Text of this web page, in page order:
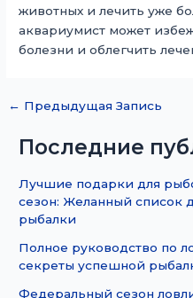
животных и лечить уже
аквариумист может
болезни и облегчить
← Предыдущая Запись
Последние
Лучшие подарки для
сезон: Желанный список
рыбалки
Полное руководство по
секреты успешной
Федеральный сезон